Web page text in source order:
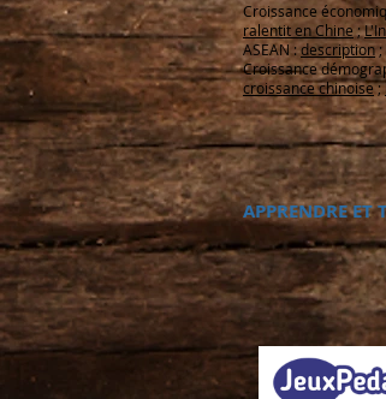
Croissance
ralentit en Chine;
ASEAN :description;
Croissance
croissance chinoise;
APPRENDRE ET